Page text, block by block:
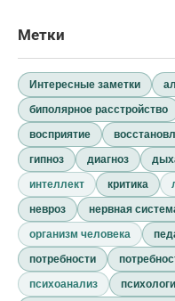
Метки
Интересные заметки
биполярное расстройство
восприятие
гипноз
диагноз
интеллект
критика
невроз
нервная
организм человека
потребности
психоанализ